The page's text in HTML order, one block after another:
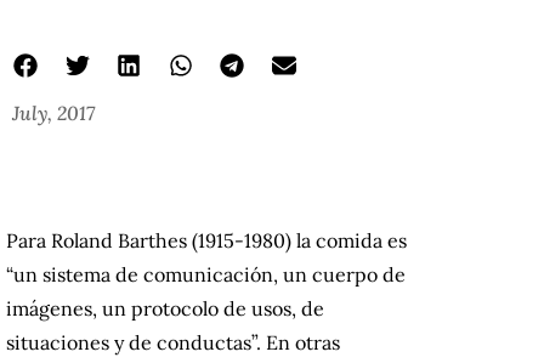
July, 2017
Para Roland Barthes (1915-1980) la comida es
“un sistema de comunicación, un cuerpo de
imágenes, un protocolo de usos, de
situaciones y de conductas”. En otras